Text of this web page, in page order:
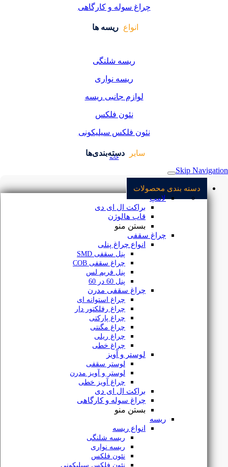
چراغ سوله و کارگاهی
انواع ریسه ها
ریسه شلنگی
ریسه نواری
لوازم جانبی ریسه
نئون فلکس
نئون فلکس سیلیکونی
سایر دسته‌بندی‌ها
نور و روشنایی
مجله الکتروشید
قوانین ما
درباره ما
تماس با ما
تضمین بهترین قیمت
مشاوره خرید
خانه
Skip Navigation
دسته بندی محصولات
لامپ
براکت ال ای دی
قاب هالوژن
بستن منو
چراغ سقفی
انواع چراغ پنلی
پنل سقفی SMD
چراغ سقفی COB
پنل فریم لس
پنل 60 در 60
چراغ سقفی مدرن
چراغ استوانه ای
چراغ رفلکتور دار
چراغ پارکتی
چراغ مگنتی
چراغ ریلی
چراغ خطی
لوستر و آویز
لوستر سقفی
لوستر و آویز مدرن
چراغ آویز خطی
براکت ال ای دی
چراغ سوله و کارگاهی
بستن منو
ریسه
انواع ریسه
ریسه شلنگی
ریسه نواری
نئون فلکس
نئون فلکس سیلیکونی